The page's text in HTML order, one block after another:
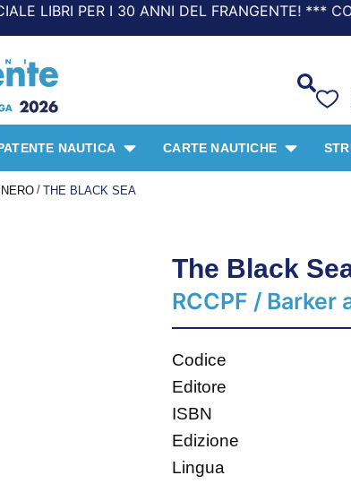
PER I 30 ANNI DEL FRANGENTE! *** CON
NAUTICA CARTE NAUTICHE
/ THE BLACK SEA
The Black
RCCPF / Barker
Codice
Editore
ISBN
Edizione
Lingua